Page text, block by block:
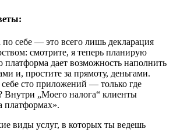
по себе — это всего лишь декларация
смотрите, я теперь планирую
платформа дает возможность наполнить
и, простите за прямоту, деньгами.
сто приложений — только где
Внутри „Моего налога“ клиенты
платформах».
виды услуг, в которых ты ведешь